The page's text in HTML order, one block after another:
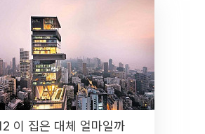
이 집은 대체 얼마일까